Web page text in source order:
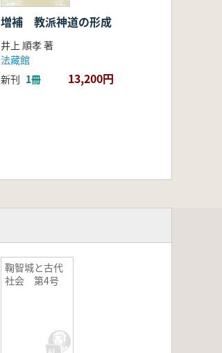
増補 教派神道の形成
井上 順孝 著
法藏館
新刊 1冊 13,200円
鞠智城と古代
社会 第4号